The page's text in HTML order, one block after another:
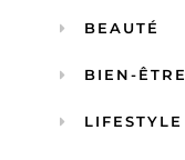
BEAUTÉ
BIEN-ÊTRE
LIFESTYLE